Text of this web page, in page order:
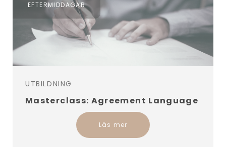
EFTERMIDDAGAR
UTBILDNING
Masterclass: Agreement Language
Läs mer